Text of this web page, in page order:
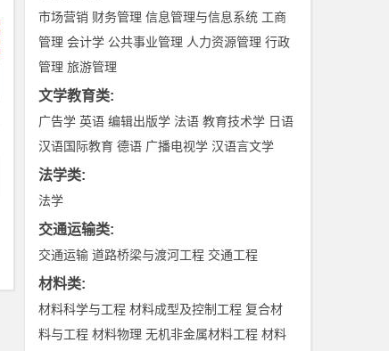
市场营销 财务管理 信息管理与信息系统 工商
管理 会计学 公共事业管理 人力资源管理 行政
管理 旅游管理
文学教育类:
广告学 英语 编辑出版学 法语 教育技术学 日语
汉语国际教育 德语 广播电视学 汉语言文学
法学类:
法学
交通运输类:
交通运输 道路桥梁与渡河工程 交通工程
材料类:
材料科学与工程 材料成型及控制工程 复合材
料与工程 材料物理 无机非金属材料工程 材料